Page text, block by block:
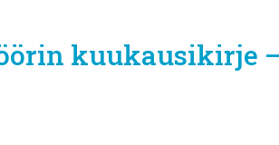
kuukausikirje